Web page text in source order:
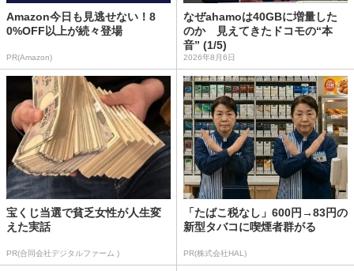
Amazon今日も見逃せない！8
0%OFF以上が続々登場
PR(Amazon)
なぜahamoは40GBに増量した
のか 見えてきたドコモの“本
音” (1/5)
2026年8月6日
宝くじ当選で貧乏女性が人生変
えた実話
PR(合同会社デジタルファーム )
「たばこ税なし」600円→83円の
新型タバコに喫煙者群がる
PR(株式会社HAL)